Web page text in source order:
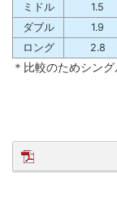
ミドル
1.5
ダブル
1.9
ロング
2.8
＊比較のためシン